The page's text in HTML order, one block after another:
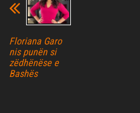
Floriana Garo
nis punën si
zëdhënëse e
Bashës